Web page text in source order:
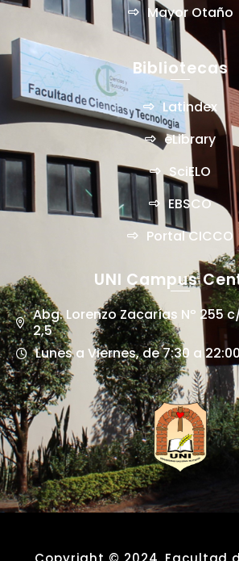
Mayor Otaño
Bibliotecas
Latindex
eLibrary
SciELO
EBSCO
Portal CICCO
UNI Campus
Abg. Lorenzo Zacarías Nº 255
2,5
Lunes a Viernes, de 7:30 a